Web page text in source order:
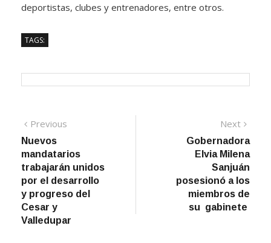
deportistas, clubes y entrenadores, entre otros.
TAGS:
Navegación
de
entradas
Previous
Nuevos
mandatarios
trabajarán unidos
por el desarrollo
y progreso del
Cesar y
Valledupar
Next
post:
Gobernadora
Elvia Milena
Sanjuán
posesionó a los
miembros de
su gabinete